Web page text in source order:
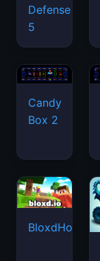
Defense
5
Candy
Box 2
BloxdHop.io